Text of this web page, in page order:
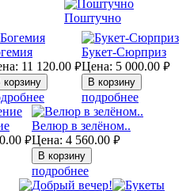
11 120.00 руб.
Букет-Сюрприз
Цена: 5 000.00 руб.
подробнее
руб.
Велюр в зелёном..
Цена: 4 560.00 руб.
подробнее
Поштучно